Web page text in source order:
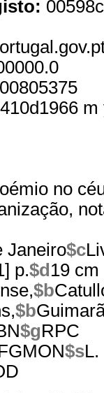
no
Janeiro$c
p.$d 19 cm
$b
$b
$gRPC
$sL.